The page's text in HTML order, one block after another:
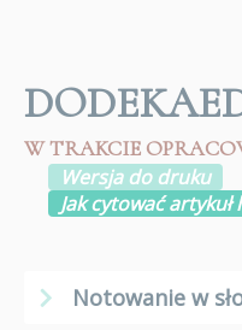
W TRAKCIE
Wersja do druku
Jak cytować artykuł
Notowanie w